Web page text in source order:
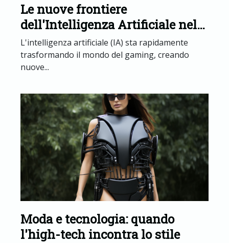
Le nuove frontiere
dell'Intelligenza Artificiale nel
gaming
L'intelligenza artificiale (IA) sta rapidamente
trasformando il mondo del gaming, creando
nuove...
Moda e tecnologia: quando
l'high-tech incontra lo stile